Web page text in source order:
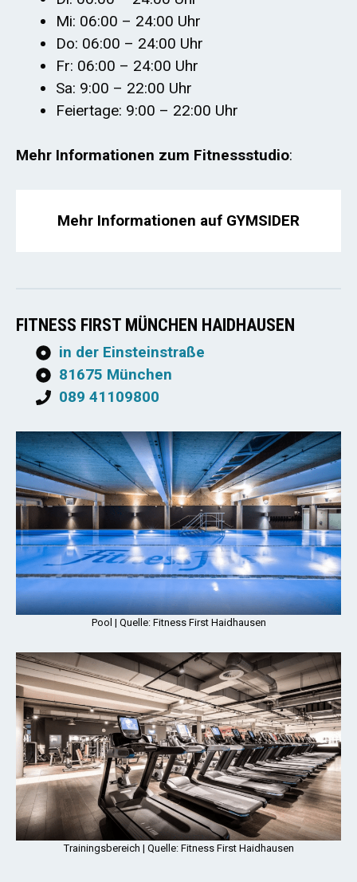
Mi: 06:00 – 24:00 Uhr
Do: 06:00 – 24:00 Uhr
Fr: 06:00 – 24:00 Uhr
Sa: 9:00 – 22:00 Uhr
Feiertage: 9:00 – 22:00 Uhr
Mehr Informationen zum Fitnessstudio:
Mehr Informationen auf GYMSIDER
FITNESS FIRST MÜNCHEN HAIDHAUSEN
in der Einsteinstraße
81675 München
089 41109800
Pool | Quelle: Fitness First Haidhausen
Trainingsbereich | Quelle: Fitness First Haidhausen